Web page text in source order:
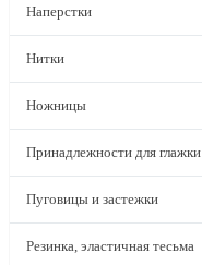
Наперстки
Нитки
Ножницы
Принадлежности для глажки
Пуговицы и застежки
Резинка, эластичная тесьма